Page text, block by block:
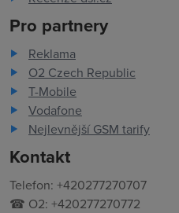
Pro partnery
Reklama
O2 Czech Republic
T-Mobile
Vodafone
Nejlevnější GSM tarify
Kontakt
Telefon: +420277270707
☎ O2: +420277270772